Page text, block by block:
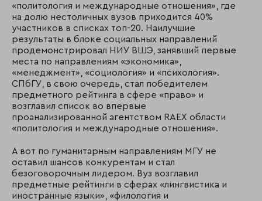
«политология и международные отношения», где
на долю нестоличных вузов приходится 40%
участников в списках топ-20. Наилучшие
результаты в блоке социальных направлений
продемонстрировал НИУ ВШЭ, занявший первые
места по направлениям «экономика»,
«менеджмент», «социология» и «психология».
СПбГУ, в свою очередь, стал победителем
предметного рейтинга в сфере «право» и
возглавил список во впервые
проанализированной агентством RAEX области
«политология и международные отношения».
А вот по гуманитарным направлениям МГУ не
оставил шансов конкурентам и стал
безоговорочным лидером. Вуз возглавил
предметные рейтинги в сферах «лингвистика и
иностранные языки», «филология и